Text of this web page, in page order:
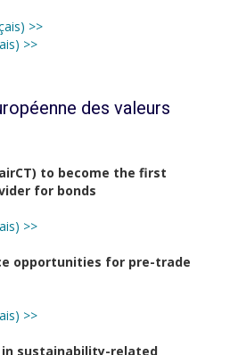
>>
>>
des valeurs
to become the first
for bonds
>>
opportunities for pre-trade
>>
in sustainability-related